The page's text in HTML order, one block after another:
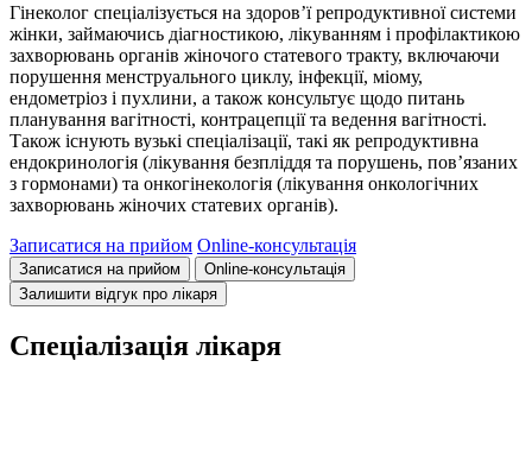
Гінеколог спеціалізується на здоров’ї репродуктивної системи
жінки, займаючись діагностикою, лікуванням і профілактикою
захворювань органів жіночого статевого тракту, включаючи
порушення менструального циклу, інфекції, міому,
ендометріоз і пухлини, а також консультує щодо питань
планування вагітності, контрацепції та ведення вагітності.
Також існують вузькі спеціалізації, такі як репродуктивна
ендокринологія (лікування безпліддя та порушень, пов’язаних
з гормонами) та онкогінекологія (лікування онкологічних
захворювань жіночих статевих органів).
Записатися на прийом Online-консультація
Записатися на прийом
Online-консультація
Залишити відгук про лікаря
Спеціалізація лікаря